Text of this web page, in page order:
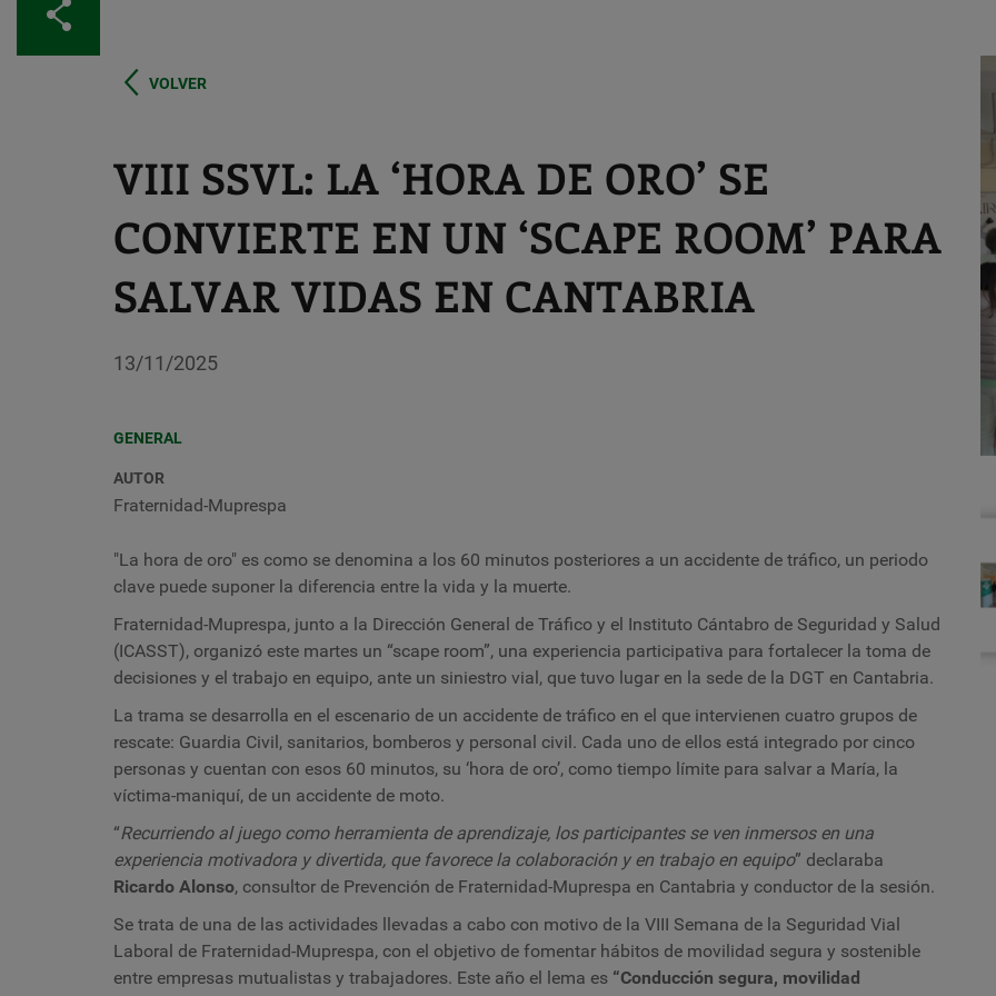
VOLVER
VIII SSVL: LA ‘HORA DE ORO’ SE
CONVIERTE EN UN ‘SCAPE ROOM’ PARA
SALVAR VIDAS EN CANTABRIA
13/11/2025
GENERAL
AUTOR
Fraternidad-Muprespa
"La hora de oro" es como se denomina a los 60 minutos posteriores a un accidente de tráfico, un periodo
clave puede suponer la diferencia entre la vida y la muerte.
Fraternidad-Muprespa, junto a la Dirección General de Tráfico y el Instituto Cántabro de Seguridad y Salud
(ICASST), organizó este martes un “scape room”, una experiencia participativa para fortalecer la toma de
decisiones y el trabajo en equipo, ante un siniestro vial, que tuvo lugar en la sede de la DGT en Cantabria.
La trama se desarrolla en el escenario de un accidente de tráfico en el que intervienen cuatro grupos de
rescate: Guardia Civil, sanitarios, bomberos y personal civil. Cada uno de ellos está integrado por cinco
personas y cuentan con esos 60 minutos, su ‘hora de oro’, como tiempo límite para salvar a María, la
víctima-maniquí, de un accidente de moto.
“Recurriendo al juego como herramienta de aprendizaje, los participantes se ven inmersos en una
experiencia motivadora y divertida, que favorece la colaboración y en trabajo en equipo” declaraba
Ricardo Alonso, consultor de Prevención de Fraternidad-Muprespa en Cantabria y conductor de la sesión.
Se trata de una de las actividades llevadas a cabo con motivo de la VIII Semana de la Seguridad Vial
Laboral de Fraternidad-Muprespa, con el objetivo de fomentar hábitos de movilidad segura y sostenible
entre empresas mutualistas y trabajadores. Este año el lema es “Conducción segura, movilidad